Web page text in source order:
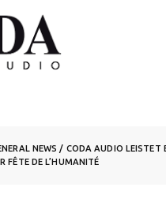
NEWS / CODA AUDIO LEISTET
FÊTE DE L’HUMANITÉ